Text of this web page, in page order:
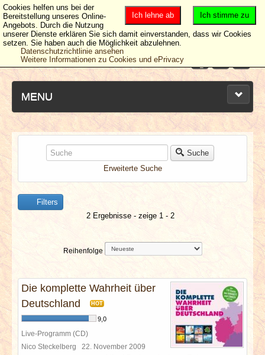
MENU
NEUESTE ARTIKEL
NEWS & DATES
BERICHTE
SPECIALS
REDAKTION
Suche
Erweiterte Suche
Filters
2 Ergebnisse - zeige 1 - 2
Reihenfolge
Die komplette Wahrheit über
Deutschland
HOT
9,0
Live-Programm (CD)
Nico Steckelberg 22. November 2009
Ich stimme zu
Ich lehne ab
Cookies helfen uns bei der
Bereitstellung unseres Online-
Angebots. Durch die Nutzung
unserer Dienste erklären Sie sich damit einverstanden, dass wir Cookies
setzen. Sie haben auch die Möglichkeit abzulehnen.
Datenschutzrichtlinie ansehen
Weitere Informationen zu Cookies und ePrivacy